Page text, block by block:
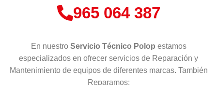
965 064 387
En nuestro Servicio Técnico Polop estamos
especializados en ofrecer servicios de Reparación y
Mantenimiento de equipos de diferentes marcas. También
Reparamos: